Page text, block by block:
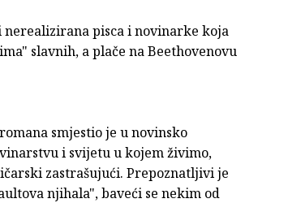
pisca i novinarke koja
slavnih, a plače na Beethovenovu
smjestio je u novinsko
i svijetu u kojem živimo,
zastrašujući. Prepoznatljivi je
njihala", baveći se nekim od